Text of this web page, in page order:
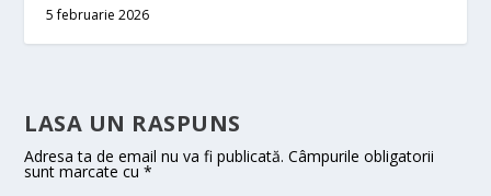
5 februarie 2026
LASA UN RASPUNS
Adresa ta de email nu va fi publicată. Câmpurile obligatorii
sunt marcate cu*